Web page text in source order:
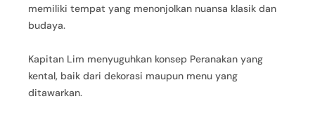
memiliki tempat yang menonjolkan nuansa klasik dan
budaya.
Kapitan Lim menyuguhkan konsep Peranakan yang
kental, baik dari dekorasi maupun menu yang
ditawarkan.